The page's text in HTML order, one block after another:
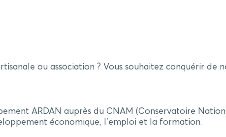
ou association ? Vous souhaitez conquérir de
ARDAN auprès du CNAM (Conservatoire
économique, l’emploi et la formation.